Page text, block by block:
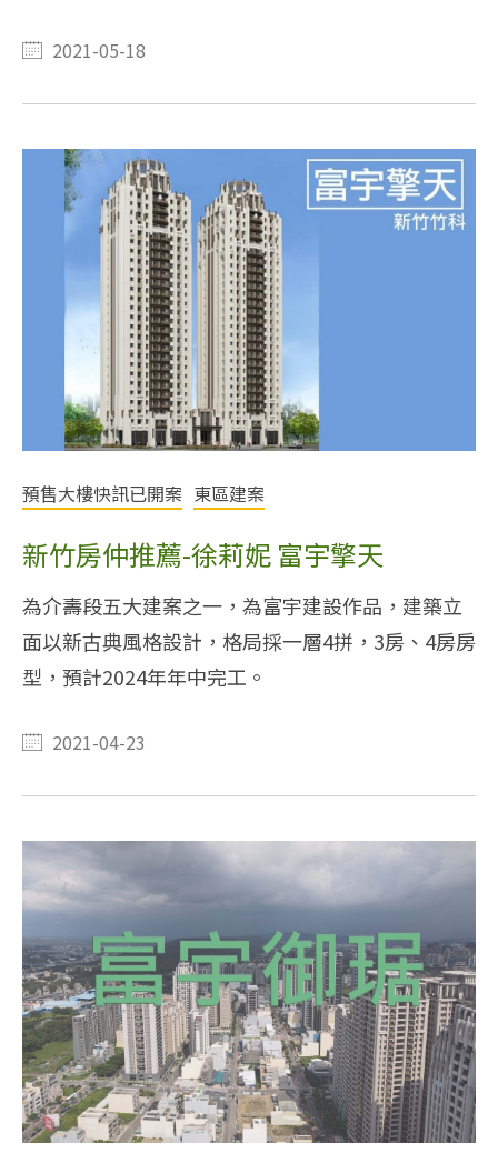
2021-05-18
預售大樓快訊已開案 東區建案
新竹房仲推薦-徐莉妮 富宇擎天
為介壽段五大建案之一，為富宇建設作品，建築立
面以新古典風格設計，格局採一層4拼，3房、4房房
型，預計2024年年中完工。
2021-04-23